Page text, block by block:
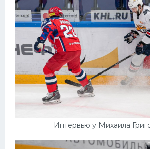
Интервью у Михаила